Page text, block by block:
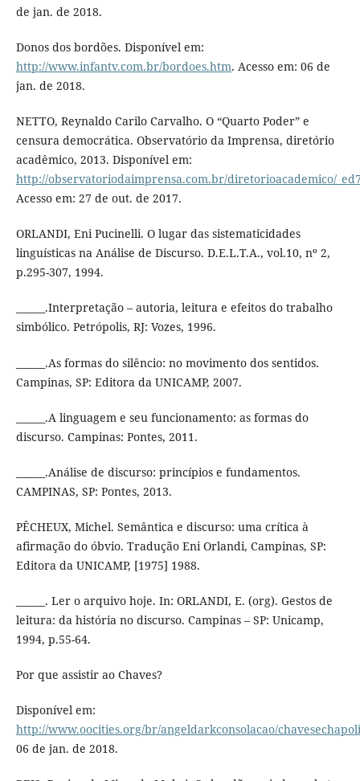
de jan. de 2018.
Donos dos bordões. Disponível em:
http://www.infantv.com.br/bordoes.htm. Acesso em: 06 de
jan. de 2018.
NETTO, Reynaldo Carilo Carvalho. O “Quarto Poder” e
censura democrática. Observatório da Imprensa, diretório
acadêmico, 2013. Disponível em:
http://observatoriodaimprensa.com.br/diretorioacademico/
Acesso em: 27 de out. de 2017.
ORLANDI, Eni Pucinelli. O lugar das sistematicidades
linguísticas na Análise de Discurso. D.E.L.T.A., vol.10, nº 2,
p.295-307, 1994.
______.Interpretação – autoria, leitura e efeitos do trabalho
simbólico. Petrópolis, RJ: Vozes, 1996.
______.As formas do silêncio: no movimento dos sentidos.
Campinas, SP: Editora da UNICAMP, 2007.
______.A linguagem e seu funcionamento: as formas do
discurso. Campinas: Pontes, 2011.
______.Análise de discurso: princípios e fundamentos.
CAMPINAS, SP: Pontes, 2013.
PÊCHEUX, Michel. Semântica e discurso: uma crítica à
afirmação do óbvio. Tradução Eni Orlandi, Campinas, SP:
Editora da UNICAMP, [1975] 1988.
______. Ler o arquivo hoje. In: ORLANDI, E. (org). Gestos de
leitura: da história no discurso. Campinas – SP: Unicamp,
1994, p.55-64.
Por que assistir ao Chaves?
Disponível em:
http://www.oocities.org/br/angeldarkconsolacao/
06 de jan. de 2018.